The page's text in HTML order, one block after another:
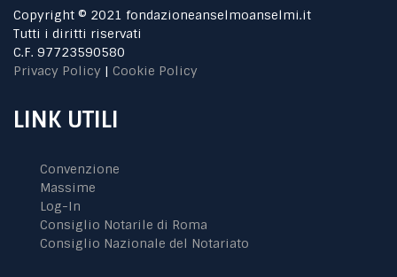
Copyright © 2021 fondazioneanselmoanselmi.it
Tutti i diritti riservati
C.F. 97723590580
Privacy Policy | Cookie Policy
LINK UTILI
Convenzione
Massime
Log-In
Consiglio Notarile di Roma
Consiglio Nazionale del Notariato